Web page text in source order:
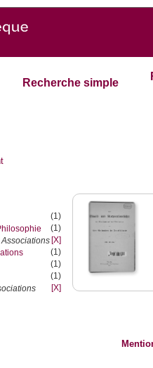
Recherche simple
(1)
(1)
[X]
(1)
(1)
(1)
[X]